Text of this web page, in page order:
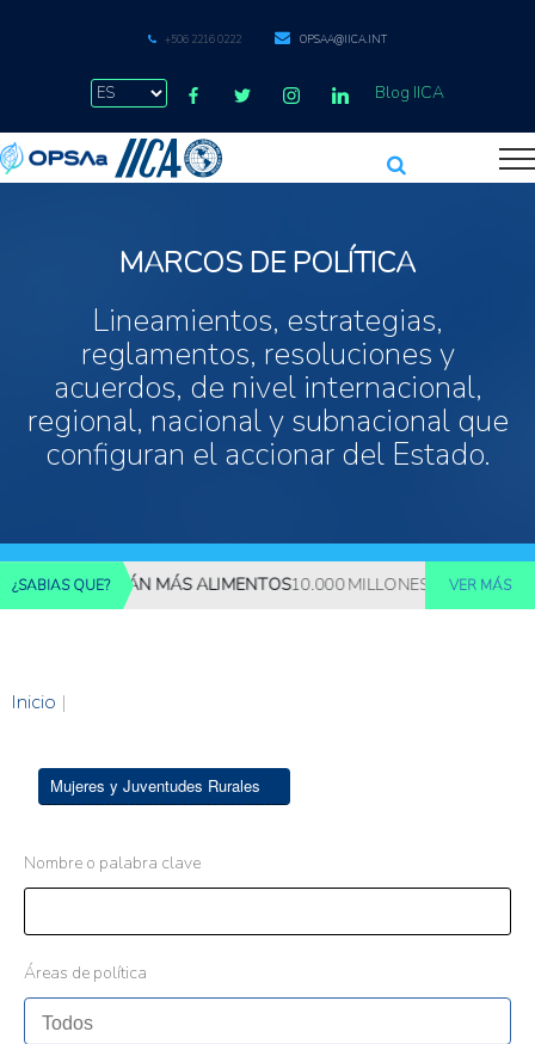
+506 2216 0222 OPSAA@IICA.INT
Blog IICA
MARCOS DE POLÍTICA
Lineamientos, estrategias,
reglamentos, resoluciones y
acuerdos, de nivel internacional,
regional, nacional y subnacional que
configuran el accionar del Estado.
¿SABIAS QUE? MÁS ALIMENTOS10.000 MILLONES DE PERSONAS
VER MÁS
Inicio |
Mujeres y Juventudes Rurales
Nombre o palabra clave
Áreas de política